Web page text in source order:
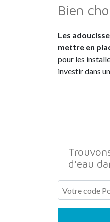
Bien
Les
mettre en
pour les
investir dans
d'eau